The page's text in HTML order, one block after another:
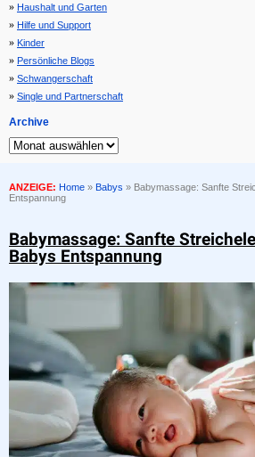
Haushalt und Garten
Hilfe und Support
Kinder
Persönliche Blogs
Schwangerschaft
Single und Partnerschaft
Archive
ANZEIGE: Home » Babys » Babymassage: Sanfte
Entspannung
Babymassage: Sanfte
Babys Entspannung